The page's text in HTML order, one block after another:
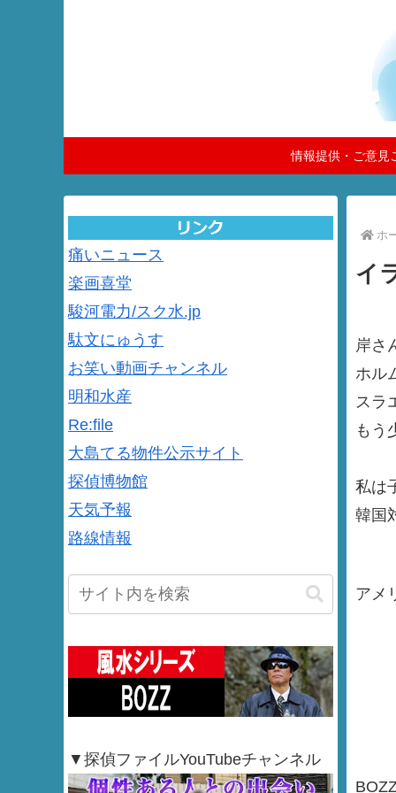
情報提供・ご意見
ホ
イ
岸さ
ホル
スラ
もう
私は
韓国
アメ
痛いニュース
楽画喜堂
駿河電力/スク水.jp
駄文にゅうす
お笑い動画チャンネル
明和水産
Re:file
大島てる物件公示サイト
探偵博物館
天気予報
路線情報
▼探偵ファイルYouTubeチャンネル